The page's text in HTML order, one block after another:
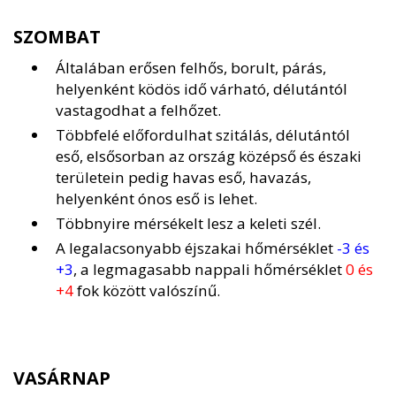
SZOMBAT
Általában erősen felhős, borult, párás,
helyenként ködös idő várható, délutántól
vastagodhat a felhőzet.
Többfelé előfordulhat szitálás, délutántól
eső, elsősorban az ország középső és északi
területein pedig havas eső, havazás,
helyenként ónos eső is lehet.
Többnyire mérsékelt lesz a keleti szél.
A legalacsonyabb éjszakai hőmérséklet -3 és
+3, a legmagasabb nappali hőmérséklet0 és
+4fok között valószínű.
VASÁRNAP